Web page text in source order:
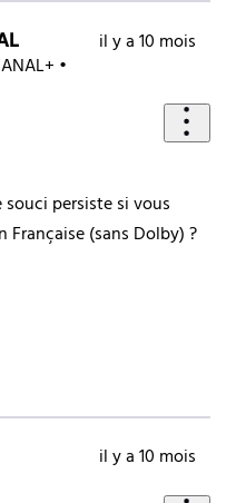
•
il y a 10 mois
persiste si vous
Française (sans Dolby) ?
il y a 10 mois